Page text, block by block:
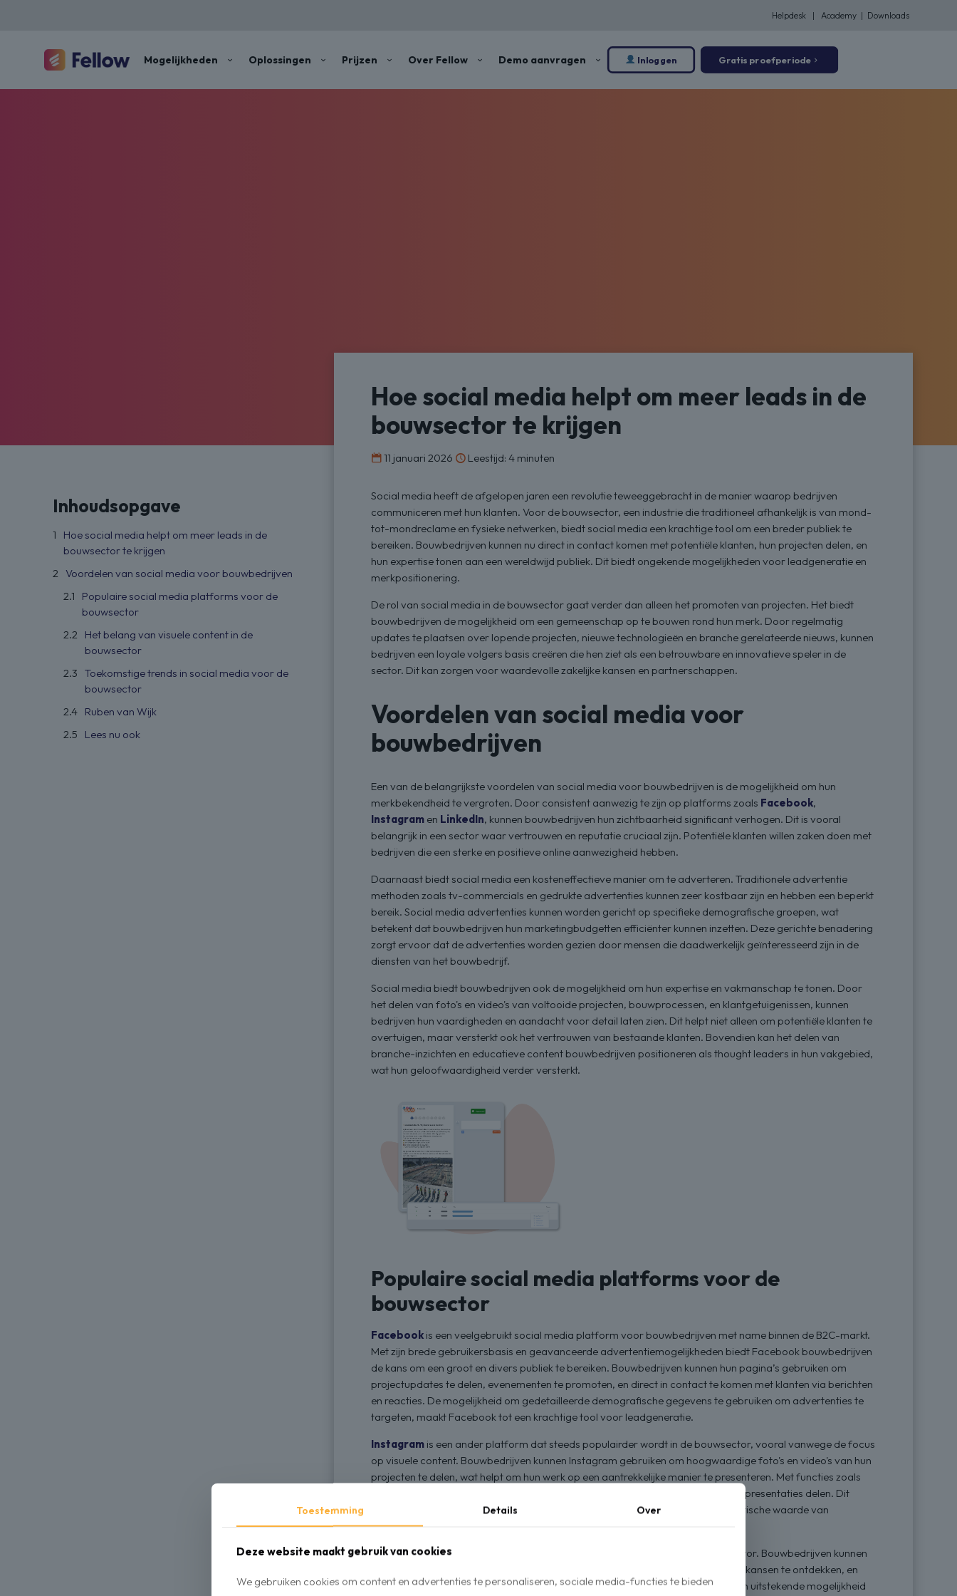
Helpdesk | Academy | Downloads
Mogelijkheden Oplossingen Prijzen Over Fellow Demo aanvragen Inloggen Gratis proefperiode
Inhoudsopgave
Hoe social media helpt om meer leads in de
bouwsector te krijgen
Voordelen van social media voor bouwbedrijven
Populaire social media platforms voor de
bouwsector
Het belang van visuele content in de
bouwsector
Toekomstige trends in social media voor de
bouwsector
Ruben van Wijk
Lees nu ook
Hoe social media helpt om meer leads in de
bouwsector te krijgen
11 januari 2026 Leestijd: 4 minuten
Social media heeft de afgelopen jaren een revolutie teweeggebracht in de manier waarop bedrijven
communiceren met hun klanten. Voor de bouwsector, een industrie die traditioneel afhankelijk is van mond-
tot-mondreclame en fysieke netwerken, biedt social media een krachtige tool om een breder publiek te
bereiken. Bouwbedrijven kunnen nu direct in contact komen met potentiële klanten, hun projecten delen, en
hun expertise tonen aan een wereldwijd publiek. Dit biedt ongekende mogelijkheden voor leadgeneratie en
merkpositionering.
De rol van social media in de bouwsector gaat verder dan alleen het promoten van projecten. Het biedt
bouwbedrijven de mogelijkheid om een gemeenschap op te bouwen rond hun merk. Door regelmatig
updates te plaatsen over lopende projecten, nieuwe technologieën en branche gerelateerde nieuws, kunnen
bedrijven een loyale volgers basis creëren die hen ziet als een betrouwbare en innovatieve speler in de
sector. Dit kan zorgen voor waardevolle zakelijke kansen en partnerschappen.
Voordelen van social media voor
bouwbedrijven
Een van de belangrijkste voordelen van social media voor bouwbedrijven is de mogelijkheid om hun
merkbekendheid te vergroten. Door consistent aanwezig te zijn op platforms zoals Facebook,
Instagram en LinkedIn, kunnen bouwbedrijven hun zichtbaarheid significant verhogen. Dit is vooral
belangrijk in een sector waar vertrouwen en reputatie cruciaal zijn. Potentiële klanten willen zaken doen met
bedrijven die een sterke en positieve online aanwezigheid hebben.
Daarnaast biedt social media een kosteneffectieve manier om te adverteren. Traditionele advertentie
methoden zoals tv-commercials en gedrukte advertenties kunnen zeer kostbaar zijn en hebben een beperkt
bereik. Social media advertenties kunnen worden gericht op specifieke demografische groepen, wat
betekent dat bouwbedrijven hun marketingbudgetten efficiënter kunnen inzetten. Deze gerichte benadering
zorgt ervoor dat de advertenties worden gezien door mensen die daadwerkelijk geïnteresseerd zijn in de
diensten van het bouwbedrijf.
Social media biedt bouwbedrijven ook de mogelijkheid om hun expertise en vakmanschap te tonen. Door
het delen van foto's en video's van voltooide projecten, bouwprocessen, en klantgetuigenissen, kunnen
bedrijven hun vaardigheden en aandacht voor detail laten zien. Dit helpt niet alleen om potentiële klanten te
overtuigen, maar versterkt ook het vertrouwen van bestaande klanten. Bovendien kan het delen van
branche-inzichten en educatieve content bouwbedrijven positioneren als thought leaders in hun vakgebied,
wat hun geloofwaardigheid verder versterkt.
Populaire social media platforms voor de
bouwsector
Facebook is een veelgebruikt social media platform voor bouwbedrijven met name binnen de B2C-markt.
Met zijn brede gebruikersbasis en geavanceerde advertentiemogelijkheden biedt Facebook bouwbedrijven
de kans om een groot en divers publiek te bereiken. Bouwbedrijven kunnen hun pagina’s gebruiken om
projectupdates te delen, evenementen te promoten, en direct in contact te komen met klanten via berichten
en reacties. De mogelijkheid om gedetailleerde demografische gegevens te gebruiken om advertenties te
targeten, maakt Facebook tot een krachtige tool voor leadgeneratie.
Instagram is een ander platform dat steeds populairder wordt in de bouwsector, vooral vanwege de focus
op visuele content. Bouwbedrijven kunnen Instagram gebruiken om hoogwaardige foto's en video's van hun
projecten te delen, wat helpt om hun werk op een aantrekkelijke manier te presenteren. Met functies zoals
Instagram Stories en Reels kunnen bedrijven ook korte updates en langere videopresentaties delen. Dit
visuele aspect maakt het een ideaal platform om het vakmanschap en de esthetische waarde van
bouwprojecten te tonen.
LinkedInis hét platform voor B2B-marketing en netwerken binnen de bouwsector. Bouwbedrijven kunnen
LinkedIn gebruiken om hun professionele netwerk uit te breiden, nieuwe zakelijke kansen te ontdekken, en
hun expertise te delen via artikelen en updates. LinkedIn-groepen bieden ook een uitstekende mogelijkheid
Toestemming Details Over
Deze website maakt gebruik van cookies
We gebruiken cookies om content en advertenties te personaliseren, sociale media-functies te bieden